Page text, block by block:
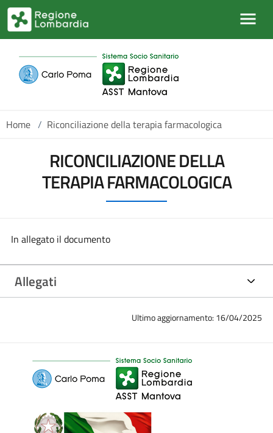
Salta al contenuto principale
Home / Riconciliazione della terapia farmacologica
RICONCILIAZIONE DELLA
TERAPIA FARMACOLOGICA
In allegato il documento
Allegati
Ultimo aggiornamento: 16/04/2025